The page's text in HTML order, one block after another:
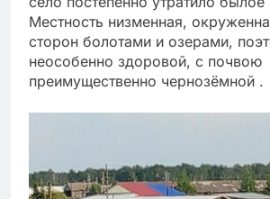
Местность низменная,
сторон болотами и озерами,
неособенно здоровой, с почвою
преимущественно чернозёмной .